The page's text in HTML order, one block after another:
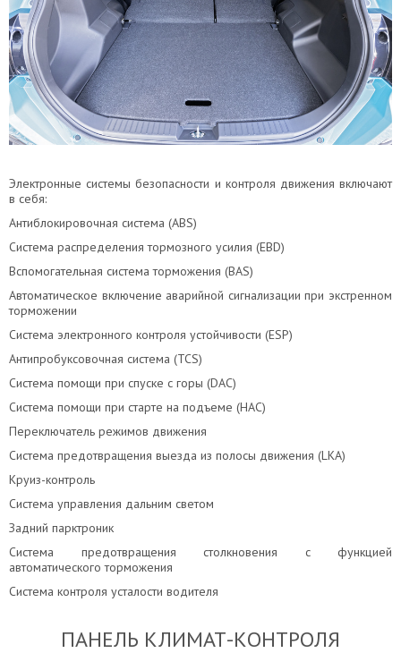
Электронные системы безопасности и контроля движения включают
в себя:
Антиблокировочная система (ABS)
Система распределения тормозного усилия (EBD)
Вспомогательная система торможения (BAS)
Автоматическое включение аварийной сигнализации при экстренном
торможении
Система электронного контроля устойчивости (ESP)
Антипробуксовочная система (TCS)
Система помощи при спуске с горы (DAC)
Система помощи при старте на подъеме (HAC)
Переключатель режимов движения
Система предотвращения выезда из полосы движения (LKA)
Круиз-контроль
Система управления дальним светом
Задний парктроник
Система предотвращения столкновения с функцией
автоматического торможения
Система контроля усталости водителя
ПАНЕЛЬ КЛИМАТ-КОНТРОЛЯ